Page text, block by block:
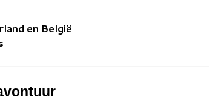
en België